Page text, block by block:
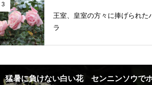
3
王室、皇室の方々に捧げられた
ラ
猛暑に負けない白い花 センニンソウで